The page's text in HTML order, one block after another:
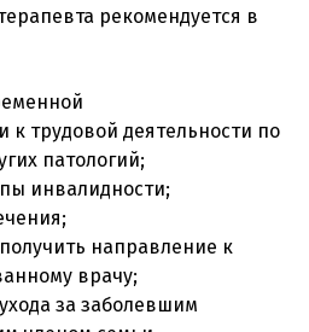
рекомендуется в
к трудовой деятельности по
патологий;
инвалидности;
направление к
врачу;
за заболевшим